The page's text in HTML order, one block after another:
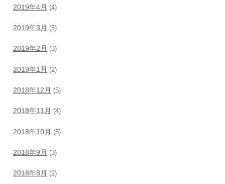
2019年4月 (4)
2019年3月 (5)
2019年2月 (3)
2019年1月 (2)
2018年12月 (5)
2018年11月 (4)
2018年10月 (5)
2018年9月 (3)
2018年8月 (2)